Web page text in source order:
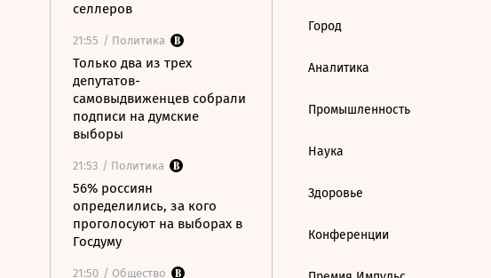
селлеров
21:55 / Политика
Только два из трех
депутатов-
самовыдвиженцев собрали
подписи на думские
выборы
21:53 / Политика
56% россиян
определились, за кого
проголосуют на выборах в
Госдуму
21:50 / Общество
Город
Аналитика
Промышленность
Наука
Здоровье
Конференции